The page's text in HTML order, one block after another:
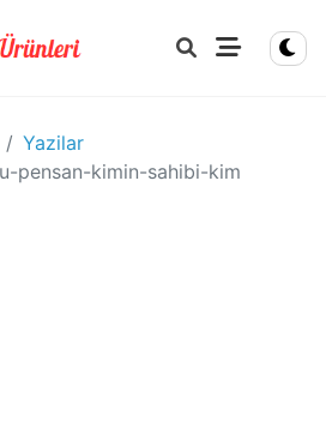
Yazilar
pensan-kimin-sahibi-kim